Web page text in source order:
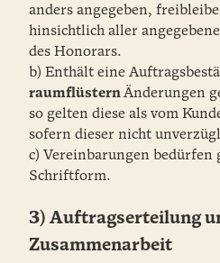
anders angegeben,
hinsichtlich aller
des Honorars.
b) Enthält eine
raumflüsternÄnderungen
so gelten diese als vom
sofern dieser nicht
c) Vereinbarungen bedürfen
Schriftform.
3) Auftragserteilung
Zusammenarbeit